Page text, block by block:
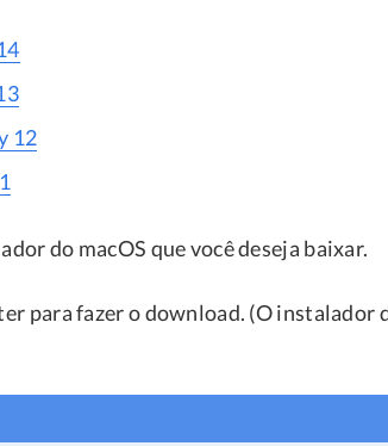
12
do macOS que você deseja baixar.
para fazer o download. (O instalador